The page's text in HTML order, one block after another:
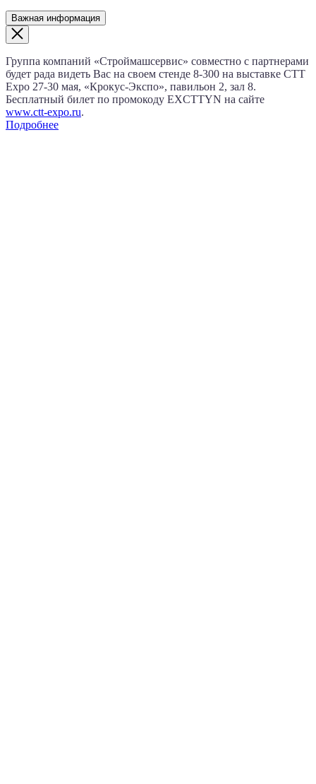
Важная информация
Группа компаний «Строймашсервис» совместно с партнерами
будет рада видеть Вас на своем стенде 8‑300 на выставке CTT
Expo 27‑30 мая, «Крокус‑Экспо», павильон 2, зал 8.
Бесплатный билет по промокоду EXCTTYN на сайте
www.сtt-expo.ru.
Подробнее